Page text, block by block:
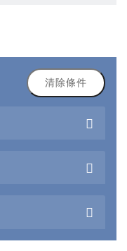
清除條件